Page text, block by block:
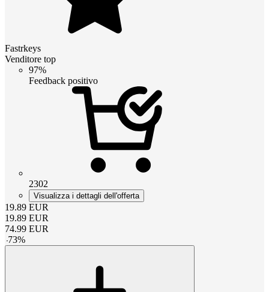
Fastrkeys
Venditore top
97%
Feedback positivo
2302
Visualizza i dettagli dell'offerta
19.89 EUR
19.89 EUR
74.99 EUR
-73%